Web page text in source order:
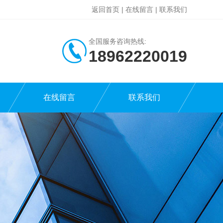
返回首页 | 在线留言 | 联系我们
全国服务咨询热线:
18962220019
在线留言 联系我们